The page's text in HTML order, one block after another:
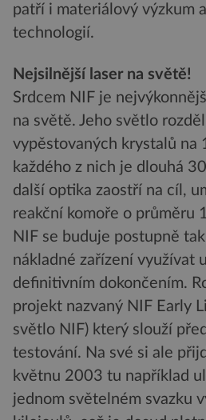
patří i materiálový výzkum
technologií.
Nejsilnější laser na světě!
Srdcem NIF je
na světě. Jeho světlo
vypěstovaných krystalů na
každého z nich je dlouhá
další optika zaostří na cíl,
reakční komoře o průměru
NIF se buduje postupně
nákladné zařízení využívat
definitivním dokončením.
projekt nazvaný NIF Early
světlo NIF) který slouží
testování. Na své si ale
květnu 2003 tu například
jednom světelném svazku